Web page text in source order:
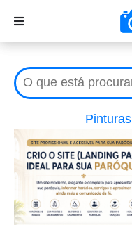
Pinturas